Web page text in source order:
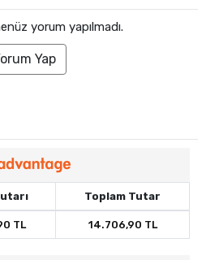
yorum yapılmadı.
Yap
Toplam Tutar
TL 14.706,90 TL